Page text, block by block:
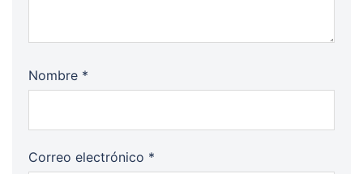
Nombre *
Correo electrónico *